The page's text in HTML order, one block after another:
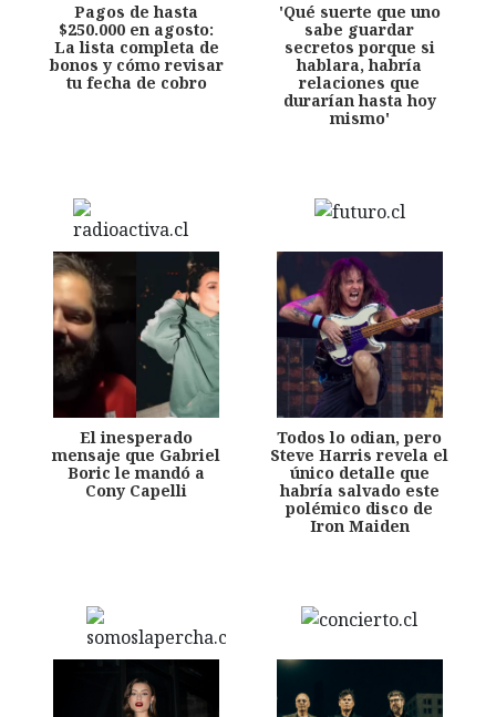
Pagos de hasta
$250.000 en agosto:
La lista completa de
bonos y cómo revisar
tu fecha de cobro
'Qué suerte que uno
sabe guardar
secretos porque si
hablara, habría
relaciones que
durarían hasta hoy
mismo'
El inesperado
mensaje que Gabriel
Boric le mandó a
Cony Capelli
Todos lo odian, pero
Steve Harris revela el
único detalle que
habría salvado este
polémico disco de
Iron Maiden